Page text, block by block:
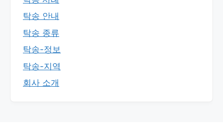
탁송 안내
탁송 종류
탁송-정보
탁송-지역
회사 소개